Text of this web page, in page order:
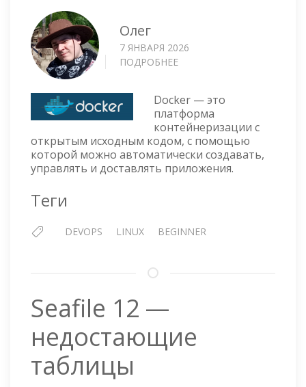
Олег
7 ЯНВАРЯ 2026
ПОДРОБНЕЕ
В
UBUNTU
22.04
Docker — это
платформа
контейнеризации с
открытым исходным кодом, с помощью
которой можно автоматически создавать,
управлять и доставлять приложения.
Теги
DEVOPS LINUX BEGINNER
Seafile 12 —
недостающие
таблицы